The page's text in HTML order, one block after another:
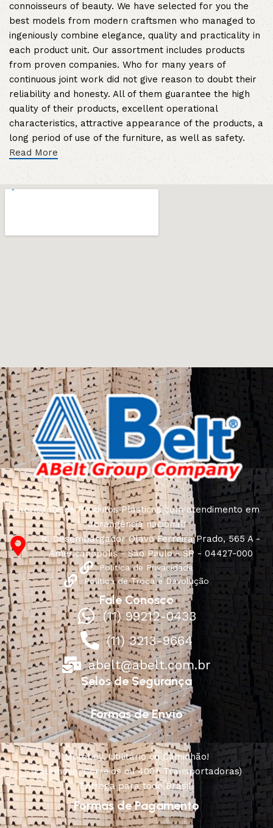
connoisseurs of beauty. We have selected for you the
best models from modern craftsmen who managed to
ingeniously combine elegance, quality and practicality in
each product unit. Our assortment includes products
from proven companies. Who for many years of
continuous joint work did not give reason to doubt their
reliability and honesty. All of them guarantee the high
quality of their products, excellent operational
characteristics, attractive appearance of the products, a
long period of use of the furniture, as well as safety.
Read More
Fabricante de Produtos Plásticos com atendimento em
abrangência nacional!
R. Desembargador Olavo Ferreira Prado, 565 A -
Americanópolis - São Paulo - SP - 04427-000
Política de Privacidade
Política de Troca e Devolução
Fale Conosco
(11) 99212-0433
(11) 3213-9664
abelt@abelt.com.br
Selos de Segurança
Formas de Envio
Motoboy, Utilitário ou Caminhão!
(Lalamove, Correios ou 400+ Transportadoras)
Entrega para todo Brasil!
Formas de Pagamento